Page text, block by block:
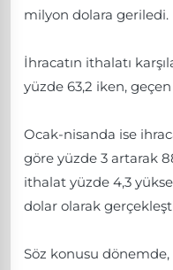
milyon dolara geriledi.
İhracatın ithalatı
yüzde 63,2 iken,
Ocak-nisanda ise
göre yüzde 3 artarak
ithalat yüzde 4,3
dolar olarak
Söz konusu dönemde,